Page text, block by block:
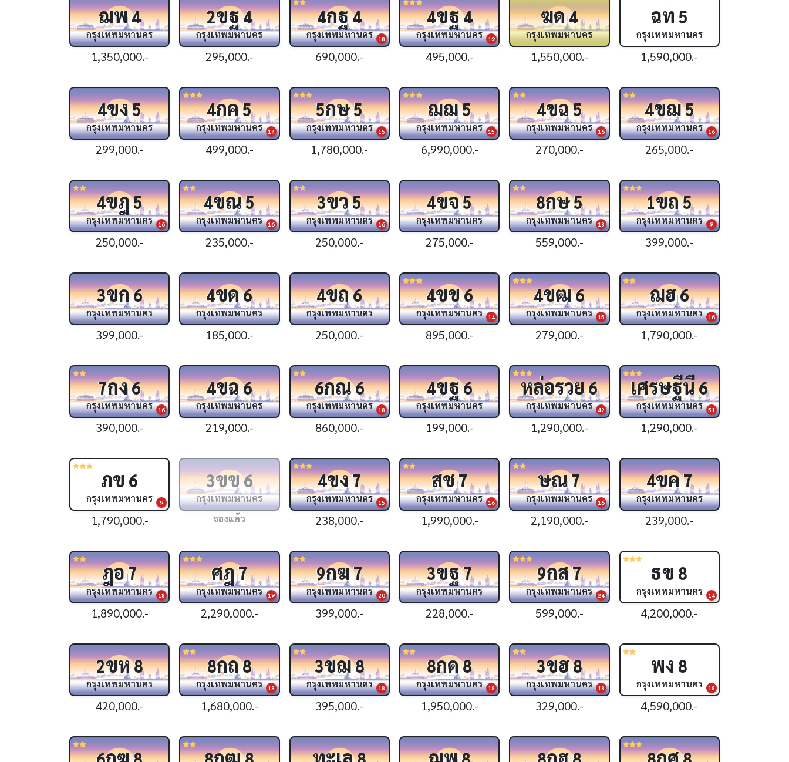
ฌพ4
กรุงเทพมหานคร
1,350,000.-
2ขฐ4
กรุงเทพมหานคร
295,000.-
18
4กฐ4
กรุงเทพมหานคร
690,000.-
19
4ขฐ4
กรุงเทพมหานคร
495,000.-
ฆด4
กรุงเทพมหานคร
1,550,000.-
ฉท5
กรุงเทพมหานคร
1,590,000.-
4ขง5
กรุงเทพมหานคร
299,000.-
14
4กค5
กรุงเทพมหานคร
499,000.-
15
5กษ5
กรุงเทพมหานคร
1,780,000.-
15
ฌฌ5
กรุงเทพมหานคร
6,990,000.-
16
4ขฉ5
กรุงเทพมหานคร
270,000.-
16
4ขฌ5
กรุงเทพมหานคร
265,000.-
16
4ขฎ5
กรุงเทพมหานคร
250,000.-
16
4ขณ5
กรุงเทพมหานคร
235,000.-
16
3ขว5
กรุงเทพมหานคร
250,000.-
4ขจ5
กรุงเทพมหานคร
275,000.-
18
8กษ5
กรุงเทพมหานคร
559,000.-
9
1ขถ5
กรุงเทพมหานคร
399,000.-
3ขก6
กรุงเทพมหานคร
399,000.-
4ขด6
กรุงเทพมหานคร
185,000.-
4ขถ6
กรุงเทพมหานคร
250,000.-
14
4ขข6
กรุงเทพมหานคร
895,000.-
15
4ขฒ6
กรุงเทพมหานคร
279,000.-
16
ฌฮ6
กรุงเทพมหานคร
1,790,000.-
16
7กง6
กรุงเทพมหานคร
390,000.-
4ขฉ6
กรุงเทพมหานคร
219,000.-
18
6กณ6
กรุงเทพมหานคร
860,000.-
4ขฐ6
กรุงเทพมหานคร
199,000.-
42
หล่อรวย6
กรุงเทพมหานคร
1,290,000.-
51
เศรษฐีนี6
กรุงเทพมหานคร
1,290,000.-
9
ภข 6
กรุงเทพมหานคร
1,790,000.-
3ขข6
กรุงเทพมหานคร
จองแล้ว
15
4ขง7
กรุงเทพมหานคร
238,000.-
16
สช7
กรุงเทพมหานคร
1,990,000.-
16
ษณ7
กรุงเทพมหานคร
2,190,000.-
4ขค7
กรุงเทพมหานคร
239,000.-
18
ฎอ7
กรุงเทพมหานคร
1,890,000.-
19
ศฎ7
กรุงเทพมหานคร
2,290,000.-
20
9กฆ7
กรุงเทพมหานคร
399,000.-
3ขฐ7
กรุงเทพมหานคร
228,000.-
24
9กส7
กรุงเทพมหานคร
599,000.-
14
ธข 8
กรุงเทพมหานคร
4,200,000.-
2ขห8
กรุงเทพมหานคร
420,000.-
18
8กถ8
กรุงเทพมหานคร
1,680,000.-
18
3ขฌ8
กรุงเทพมหานคร
395,000.-
18
8กด8
กรุงเทพมหานคร
1,950,000.-
18
3ขฮ8
กรุงเทพมหานคร
329,000.-
18
พง 8
กรุงเทพมหานคร
4,590,000.-
กฆ กฒ ทะเล ฌพ กฮ กศ